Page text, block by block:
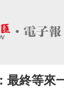
最終等來